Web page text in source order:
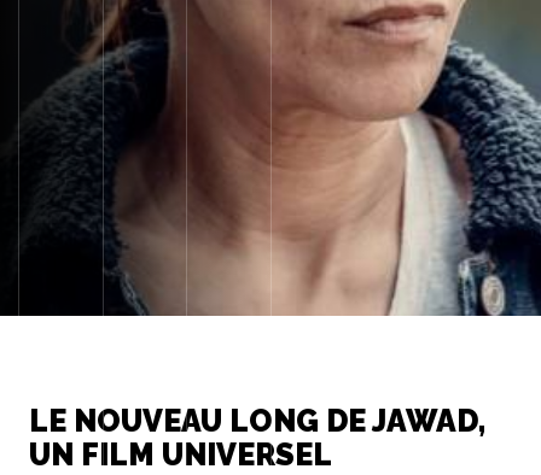
LE NOUVEAU LONG DE JAWAD,
UN FILM UNIVERSEL